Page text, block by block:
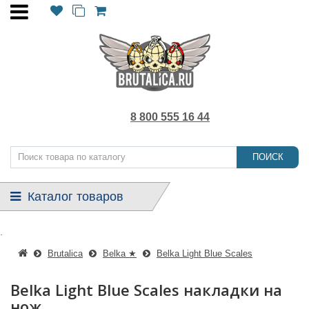
8 800 555 16 44
ПОИСК
Каталог товаров
Brutalica Belka ★ Belka Light Blue Scales
Belka Light Blue Scales накладки на